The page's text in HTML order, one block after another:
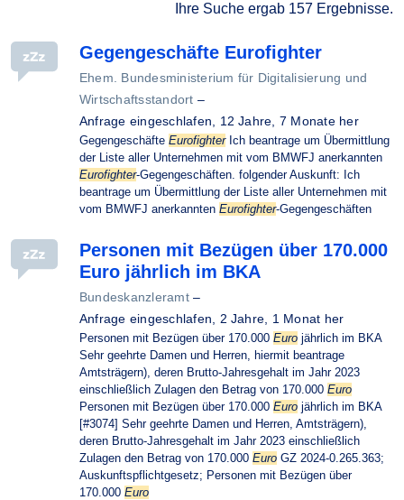
Ihre Suche ergab 157 Ergebnisse.
Gegengeschäfte Eurofighter
Ehem. Bundesministerium für Digitalisierung und
Wirtschaftsstandort –
Anfrage eingeschlafen, 12 Jahre, 7 Monate her
Gegengeschäfte EurofighterIch beantrage um Übermittlung
der Liste aller Unternehmen mit vom BMWFJ anerkannten
Eurofighter-Gegengeschäften. folgender Auskunft: Ich
beantrage um Übermittlung der Liste aller Unternehmen mit
vom BMWFJ anerkannten Eurofighter-Gegengeschäften
Personen mit Bezügen über 170.000
Euro jährlich im BKA
Bundeskanzleramt–
Anfrage eingeschlafen, 2 Jahre, 1 Monat her
Personen mit Bezügen über 170.000 Euro jährlich im BKA
Sehr geehrte Damen und Herren, hiermit beantrage
Amtsträgern), deren Brutto-Jahresgehalt im Jahr 2023
einschließlich Zulagen den Betrag von 170.000 Euro
Personen mit Bezügen über 170.000 Euro jährlich im BKA
[#3074] Sehr geehrte Damen und Herren, Amtsträgern),
deren Brutto-Jahresgehalt im Jahr 2023 einschließlich
Zulagen den Betrag von 170.000 Euro GZ 2024-0.265.363;
Auskunftspflichtgesetz; Personen mit Bezügen über
170.000 Euro